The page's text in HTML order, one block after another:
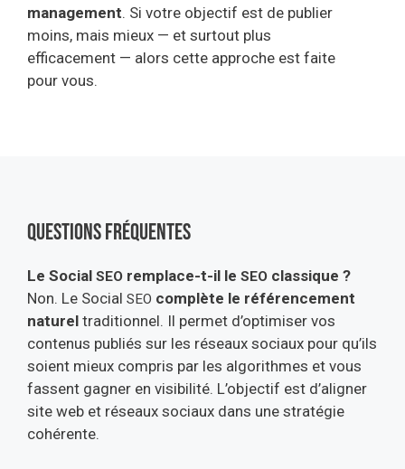
management. Si votre objectif est de publier
moins, mais mieux — et surtout plus
efficacement — alors cette approche est faite
pour vous.
Questions fréquentes
Le Social SEO remplace-t-il le SEO classique ?
Non. Le Social SEO complète le référencement
naturel traditionnel. Il permet d’optimiser vos
contenus publiés sur les réseaux sociaux pour qu’ils
soient mieux compris par les algorithmes et vous
fassent gagner en visibilité. L’objectif est d’aligner
site web et réseaux sociaux dans une stratégie
cohérente.